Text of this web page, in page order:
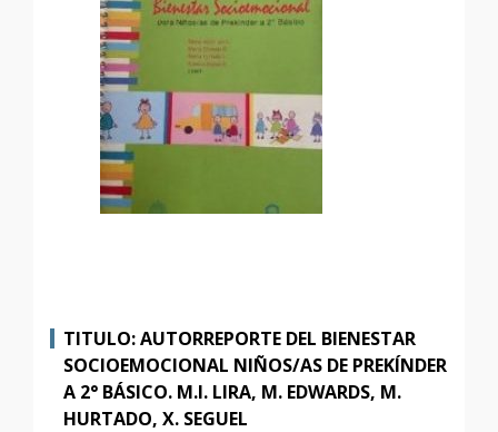
TITULO: AUTORREPORTE DEL BIENESTAR
SOCIOEMOCIONAL NIÑOS/AS DE PREKÍNDER
A 2° BÁSICO. M.I. LIRA, M. EDWARDS, M.
HURTADO, X. SEGUEL